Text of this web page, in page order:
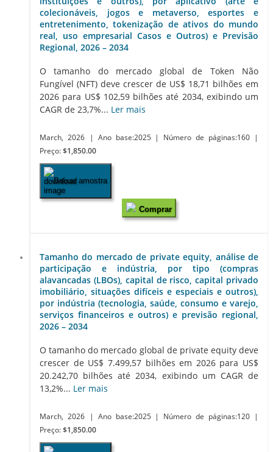
colecionáveis, jogos e metaverso, esportes e
entretenimento, tokenização de ativos do mundo
real, uso empresarial Casos e Outros) e Previsão
Regional, 2026 – 2034
O tamanho do mercado global de Token Não
Fungível (NFT) deve crescer de US$ 18,71 bilhões em
2026 para US$ 102,59 bilhões até 2034, exibindo um
CAGR de 23,7%... Ler mais
March, 2026 | Ano base:2025 | Número de páginas:160
|
Preço: $1,850.00
Baixar amostra
Comprar
Tamanho do mercado de private equity, análise de
participação e indústria, por tipo (compras
alavancadas (LBOs), capital de risco, capital privado
imobiliário, situações difíceis e especiais e outros),
por indústria (tecnologia, saúde, consumo e varejo,
serviços financeiros e outros) e previsão regional,
2026 – 2034
O tamanho do mercado global de private equity deve
crescer de US$ 7.499,57 bilhões em 2026 para US$
20.242,70 bilhões até 2034, exibindo um CAGR de
13,2%... Ler mais
March, 2026 | Ano base:2025 | Número de páginas:120
|
Preço: $1,850.00